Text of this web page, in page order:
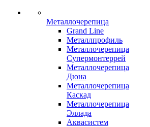
Металлочерепица
Grand Line
Металлпрофиль
Металлочерепица
Супермонтеррей
Металлочерепица
Дюна
Металлочерепица
Каскад
Металлочерепица
Эллада
Аквасистем